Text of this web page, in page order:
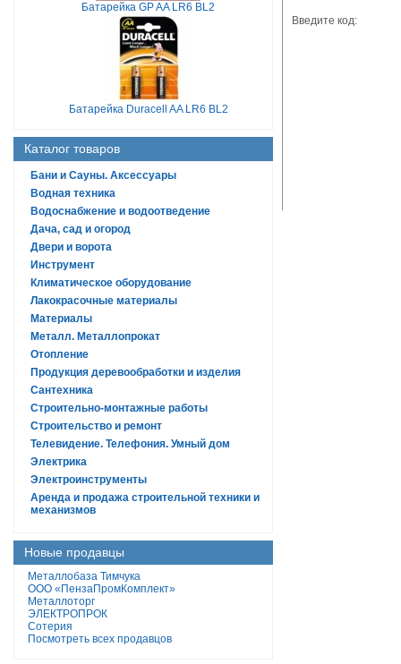
Батарейка GP AA LR6 BL2
Батарейка Duracell AA LR6 BL2
Каталог товаров
Бани и Сауны. Аксессуары
Водная техника
Водоснабжение и водоотведение
Дача, сад и огород
Двери и ворота
Инструмент
Климатическое оборудование
Лакокрасочные материалы
Материалы
Металл. Металлопрокат
Отопление
Продукция деревообработки и изделия
Сантехника
Строительно-монтажные работы
Строительство и ремонт
Телевидение. Телефония. Умный дом
Электрика
Электроинструменты
Аренда и продажа строительной техники и
механизмов
Новые продавцы
Металлобаза Тимчука
ООО «ПензаПромКомплект»
Металлоторг
ЭЛЕКТРОПРОК
Сотерия
Посмотреть всех продавцов
Введите код: